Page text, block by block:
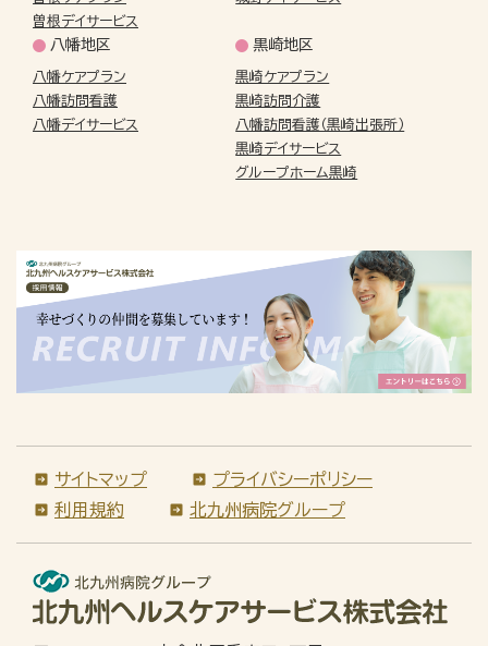
曽根デイサービス
八幡地区
八幡ケアプラン
八幡訪問看護
八幡デイサービス
黒崎地区
黒崎ケアプラン
黒崎訪問介護
八幡訪問看護（黒崎出張所）
黒崎デイサービス
グループホーム黒崎
サイトマップ
プライバシーポリシー
利用規約
北九州病院グループ